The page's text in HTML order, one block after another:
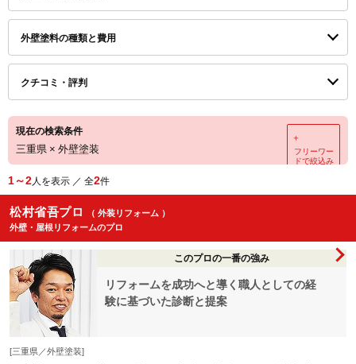
外壁塗料の種類と費用
クチコミ・評判
現在の検索条件
三重県 × 外壁塗装
＋
フリーワー
ドで絞込み
1～2人を表示 ／ 全2件
松村省吾プロ
（ 外装リフォーム ）
外壁・屋根リフォームのプロ
このプロの一番の強み
リフォームを成功へと導く職人としての経
験に基づいた診断と提案
[三重県／外壁塗装]